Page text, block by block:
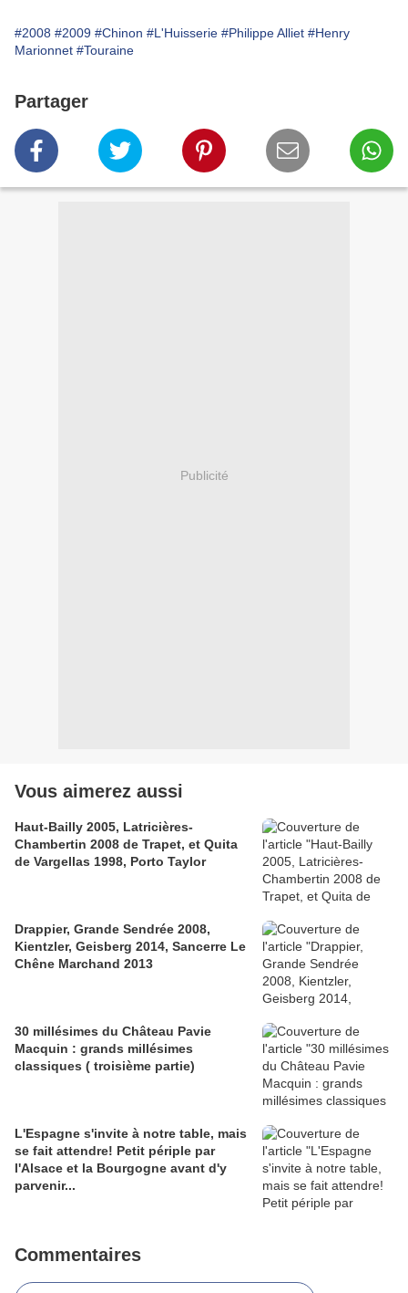
#2008 #2009 #Chinon #L'Huisserie #Philippe Alliet #Henry
Marionnet #Touraine
Partager
Publicité
Vous aimerez aussi
Haut-Bailly 2005, Latricières-
Chambertin 2008 de Trapet, et Quita
de Vargellas 1998, Porto Taylor
Drappier, Grande Sendrée 2008,
Kientzler, Geisberg 2014, Sancerre Le
Chêne Marchand 2013
30 millésimes du Château Pavie
Macquin : grands millésimes
classiques ( troisième partie)
L'Espagne s'invite à notre table, mais
se fait attendre! Petit périple par
l'Alsace et la Bourgogne avant d'y
parvenir...
Commentaires